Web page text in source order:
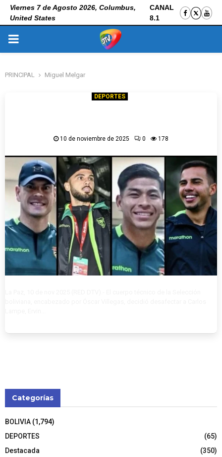
Viernes 7 de Agosto 2026, Columbus,
United States
CANAL
8.1
PRIMARY
PRINCIPAL Miguel Melgar
DEPORTES
10 de noviembre de 2025 0 178
Categorías
BOLIVIA (1,794)
DEPORTES
(65)
Destacada
(350)